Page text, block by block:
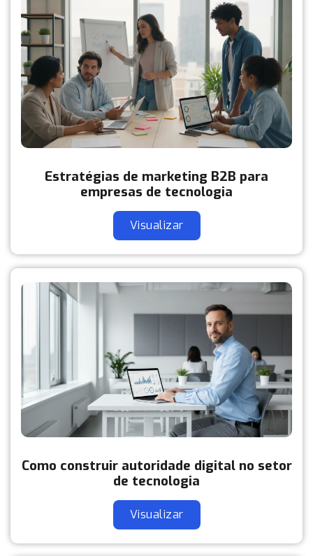
Estratégias de marketing B2B para
empresas de tecnologia
Visualizar
Como construir autoridade digital no setor
de tecnologia
Visualizar